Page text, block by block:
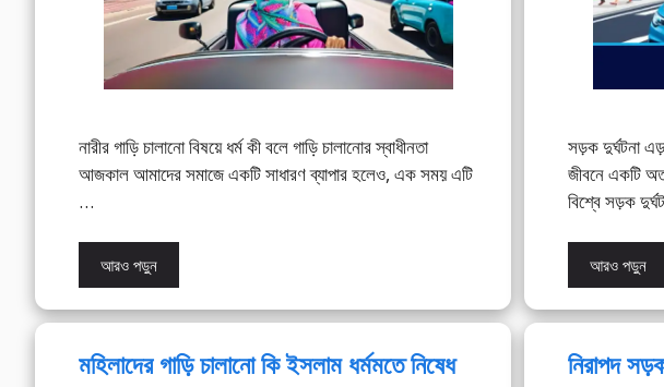
নারীর গাড়ি চালানো বিষয়ে ধর্ম কী বলে গাড়ি চালানোর স্বাধীনতা
আজকাল আমাদের সমাজে একটি সাধারণ ব্যাপার হলেও, এক সময় এটি
…
আরও পড়ুন
সড়ক দুর্ঘটনা
জীবনে একটি
বিশ্বে সড়ক
আরও পড়ুন
মহিলাদের গাড়ি চালানো কি ইসলাম ধর্মমতে নিষেধ নিরাপদ